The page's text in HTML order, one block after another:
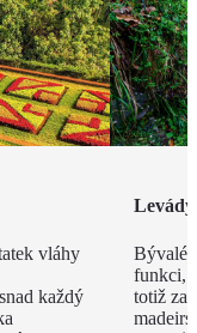
vláhy
každý
Levády
Bývalé
funkci,
totiž